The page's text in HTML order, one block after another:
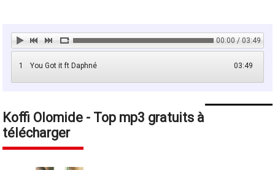
00:00 / 03:49
1 03:49
You Got it ft Daphné
Koffi Olomide - Top mp3 gratuits à
télécharger